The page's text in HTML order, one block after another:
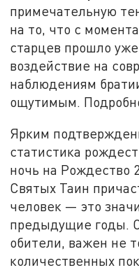
примечательную
на то, что с
старцев прошло
воздействие на
наблюдениям
ощутимым.
Ярким
статистика
ночь на Рождество
Святых Таин
человек — это
предыдущие годы.
обители, важен не
количественных